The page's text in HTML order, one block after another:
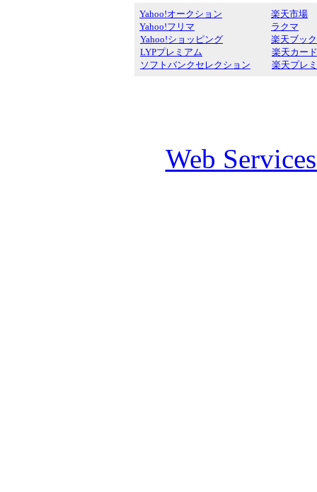
Yahoo!オークション
Yahoo!フリマ
Yahoo!ショッピング
LYPプレミアム
ソフトバンクセレクション
楽天市場
ラクマ
楽天ブッ
楽天カード
楽天プレ
Web